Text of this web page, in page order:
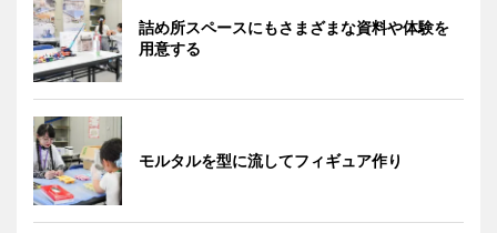
詰め所スペースにもさまざまな資料や体験を
用意する
モルタルを型に流してフィギュア作り